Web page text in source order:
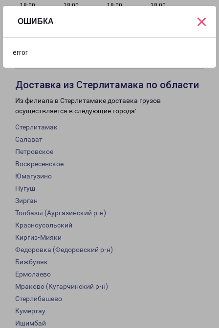
ОШИБКА
error
×
18:00 18:00 18:00 18:00
с 09:00 до
Выходной Выходной
Доставка из Стерлитамака по области
Из филиала в Стерлитамаке доставка грузов
осуществляется в следующие города:
Стерлитамак
Салават
Петровское
Воскресенское
Юмагузино
Нугуш
Зирган
Толбазы (Аургазинский р-н)
Красноусольский
Киргиз-Мияки
Федоровка (Федоровский р-н)
Бижбуляк
Ермолаево
Мраково (Кугарчинский р-н)
Стерлибашево
Кумертау
Ишимбай